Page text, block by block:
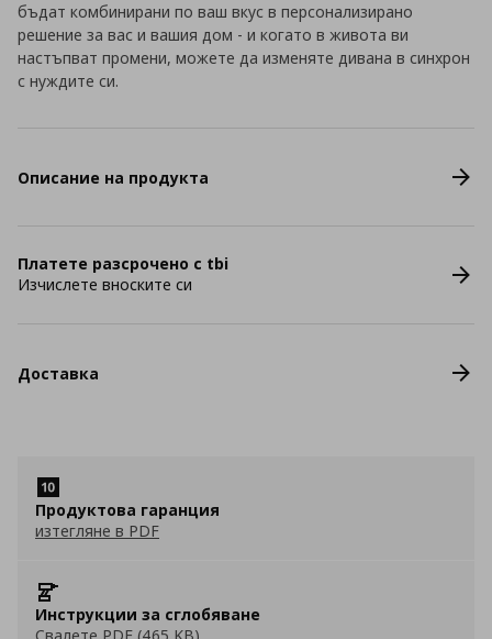
бъдат комбинирани по ваш вкус в персонализирано
решение за вас и вашия дом - и когато в живота ви
настъпват промени, можете да изменяте дивана в синхрон
с нуждите си.
Описание на продукта
Платете разсрочено с tbi
Изчислете вноските си
Доставка
Продуктова гаранция
изтегляне в PDF
Инструкции за сглобяване